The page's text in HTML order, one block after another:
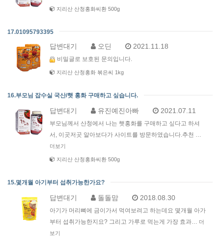
지리산 산청홍화씨환 500g
17.01095793395
답변대기 오딘 2021.11.18
비밀글로 보호된 문의입니다.
지리산 산청홍화 볶은씨 1kg
16.부모님 잡수실 국산/햇 홍화 구매하고 싶습니다.
답변대기 유진예진아빠 2021.07.11
부모님께서 산청에서 나는 햇홍화를 구매하고 싶다고 하셔
서, 이곳저곳 알아보다가 사이트를 방문하였습니다.추천 …
더보기
지리산 산청홍화씨환 500g
15.몇개월 아기부터 섭취가능한가요?
답변대기 돌돌맘 2018.08.30
아기가 머리뼈에 금이가서 먹여보려고 하는데요 몇개월 아가
부터 섭취가능한지요? 그리고 가루로 먹는게 가장 효과… 더
보기